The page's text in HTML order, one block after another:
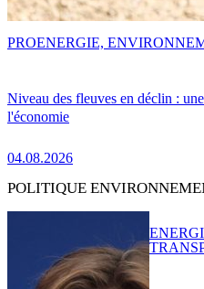
Niveau des fleuves en déclin :
l'économie
04.08.2026
PROENERGIE,
POLITIQUE